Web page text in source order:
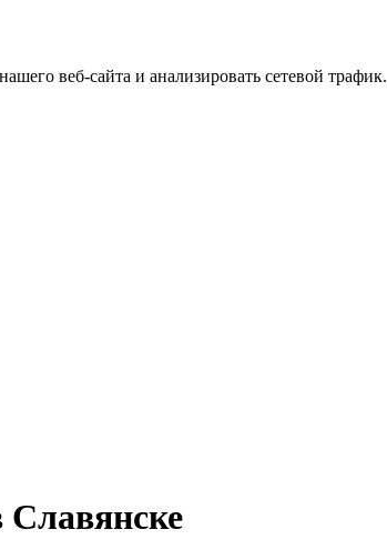
веб-сайта и анализировать сетевой трафик.
Славянске